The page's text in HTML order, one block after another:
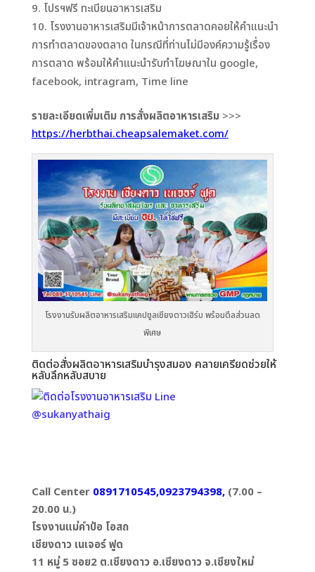
โปรฯฟรี ทะเบียนอาหารเสริม
โรงงานอาหารเสริมมีเจ้าหน้าการตลาดคอยให้คำแนะนำ
การทำตลาดของตลาด ในกรณีที่ท่านไม่มีองค์ความรู้เรื่อง
การตลาด พร้อมให้คำแนะนำรับทำโฆษณาใน google,
facebook, intragram, Time line
รายละเอียดเพิ่มเติม การสั่งผลิตอาหารเสริม>>>
https://herbthai.cheapsalemaket.com/
โรงงานรับผลิตอาหารเสริมแคปซูลเชียงดาวเฮิร์บ พร้อมดีลส่วนลด
พิเศษ
ติดต่อสั่งผลิตอาหารเสริมบำรุงสมอง คลายเครียดช่วยให้
หลับลึกหลับสบาย
Call Center 0891710545,0923794398, (7.00 –
20.00 น.)
โรงงานแม่คำป้อ โอสถ
เชียงดาว เนเจอร์ ฟูด
11 หมู่ 5 ซอย2 ต.เชียงดาว อ.เชียงดาว จ.เชียงใหม่